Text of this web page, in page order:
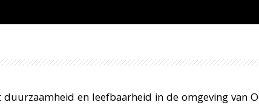
en leefbaarheid in de omgeving van